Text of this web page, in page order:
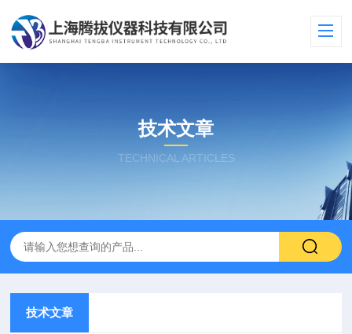
技术文章
TECHNICAL ARTICLES
技术文章